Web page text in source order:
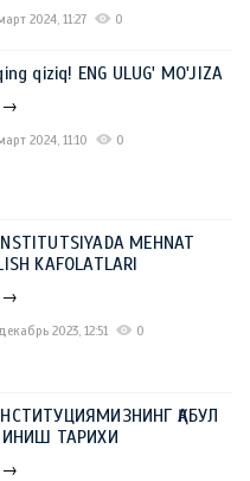
2024, 11:27 0
qiziq! ENG ULUG' MO'JIZA
→
2024, 11:10 0
MEHNAT
KAFOLATLARI
→
2023, 12:51 0
ҚАБУЛ
ТАРИХИ
→